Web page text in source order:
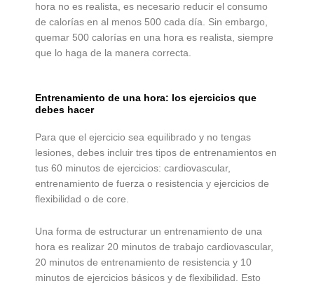
hora no es realista, es necesario reducir el consumo
de calorías en al menos 500 cada día. Sin embargo,
quemar 500 calorías en una hora es realista, siempre
que lo haga de la manera correcta.
Entrenamiento de una hora: los ejercicios que
debes hacer
Para que el ejercicio sea equilibrado y no tengas
lesiones, debes incluir tres tipos de entrenamientos en
tus 60 minutos de ejercicios: cardiovascular,
entrenamiento de fuerza o resistencia y ejercicios de
flexibilidad o de core.
Una forma de estructurar un entrenamiento de una
hora es realizar 20 minutos de trabajo cardiovascular,
20 minutos de entrenamiento de resistencia y 10
minutos de ejercicios básicos y de flexibilidad. Esto